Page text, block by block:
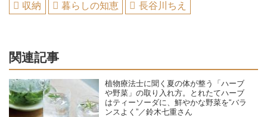
収納 暮らしの知恵 長谷川ちえ
関連記事
植物療法士に聞く夏の体が整う「ハーブ
や野菜」の取り入れ方。とれたてハーブ
はティーソーダに、鮮やかな野菜を“バラ
ンスよく”／鈴木七重さん